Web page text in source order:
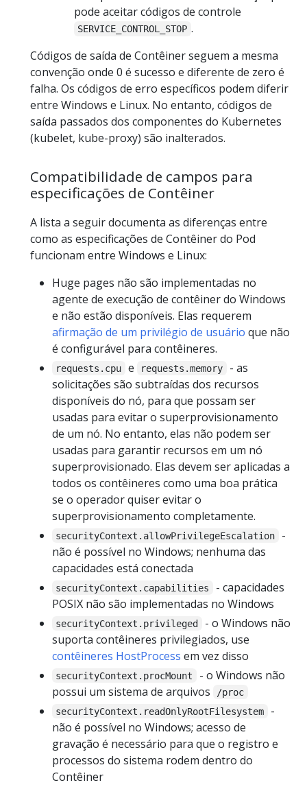
pode aceitar códigos de controle
SERVICE_CONTROL_STOP .
Códigos de saída de Contêiner seguem a mesma
convenção onde 0 é sucesso e diferente de zero é
falha. Os códigos de erro específicos podem diferir
entre Windows e Linux. No entanto, códigos de
saída passados dos componentes do Kubernetes
(kubelet, kube-proxy) são inalterados.
Compatibilidade de campos para
especificações de Contêiner
A lista a seguir documenta as diferenças entre
como as especificações de Contêiner do Pod
funcionam entre Windows e Linux:
Huge pages não são implementadas no
agente de execução de contêiner do Windows
e não estão disponíveis. Elas requerem
afirmação de um privilégio de usuário que não
é configurável para contêineres.
requests.cpu e requests.memory
- as
solicitações são subtraídas dos recursos
disponíveis do nó, para que possam ser
usadas para evitar o superprovisionamento
de um nó. No entanto, elas não podem ser
usadas para garantir recursos em um nó
superprovisionado. Elas devem ser aplicadas a
todos os contêineres como uma boa prática
se o operador quiser evitar o
superprovisionamento completamente.
securityContext.allowPrivilegeEscalation
-
não é possível no Windows; nenhuma das
capacidades está conectada
securityContext.capabilities
- capacidades
POSIX não são implementadas no Windows
securityContext.privileged
- o Windows não
suporta contêineres privilegiados, use
contêineres HostProcess em vez disso
securityContext.procMount
- o Windows não
possui um sistema de arquivos
/proc
securityContext.readOnlyRootFilesystem
-
não é possível no Windows; acesso de
gravação é necessário para que o registro e
processos do sistema rodem dentro do
Contêiner